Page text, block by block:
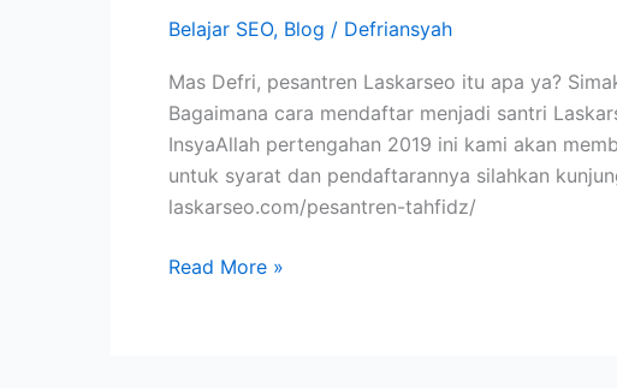
Belajar SEO, Blog / Defriansyah
Mas Defri, pesantren Laskarseo itu apa ya?
Bagaimana cara mendaftar menjadi santri
InsyaAllah pertengahan 2019 ini kami akan
untuk syarat dan pendaftarannya silahkan
laskarseo.com/pesantren-tahfidz/
Tentang
Read More »